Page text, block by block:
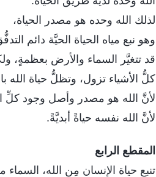
لذلك الله وحده هو مصدر الحياة،
وهو نبع مياه الحياة الحيَّة دائم
قد تتغيَّر السماء والأرض بعظمةٍ،
كلُّ الأشياء تزول، وتظلُّ حياة الله
لأنَّ الله هو مصدر وأصل وجود كلِّ
لأنَّ الله نفسه حياةً أبديَّةً.
المقطع الرابع
تنبع حياة الإنسان مِن الله،